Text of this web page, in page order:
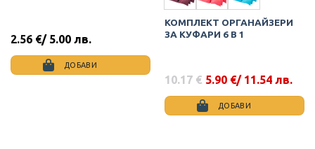
2.56 €/ 5.00 лв.
ДОБАВИ
КОМПЛЕКТ ОРГАНАЙЗЕРИ
ЗА КУФАРИ 6 В 1
10.17 €
Original
price
10.17 €.
5.90 €
Текущата
цена
5.90 €.
/ 11.54 лв.
ДОБАВИ